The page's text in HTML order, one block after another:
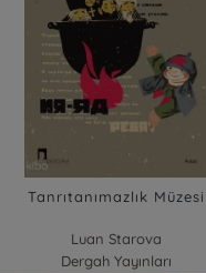
Tanrıtanımazlık Müzesi
Luan Starova
Dergah Yayınları